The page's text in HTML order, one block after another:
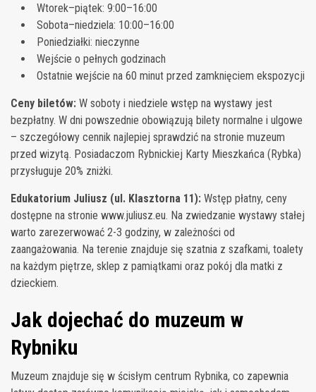
Wtorek–piątek: 9:00–16:00
Sobota–niedziela: 10:00–16:00
Poniedziałki: nieczynne
Wejście o pełnych godzinach
Ostatnie wejście na 60 minut przed zamknięciem ekspozycji
Ceny biletów: W soboty i niedziele wstęp na wystawy jest
bezpłatny. W dni powszednie obowiązują bilety normalne i ulgowe
– szczegółowy cennik najlepiej sprawdzić na stronie muzeum
przed wizytą. Posiadaczom Rybnickiej Karty Mieszkańca (Rybka)
przysługuje 20% zniżki.
Edukatorium Juliusz (ul. Klasztorna 11): Wstęp płatny, ceny
dostępne na stronie www.juliusz.eu. Na zwiedzanie wystawy stałej
warto zarezerwować 2-3 godziny, w zależności od
zaangażowania. Na terenie znajduje się szatnia z szafkami, toalety
na każdym piętrze, sklep z pamiątkami oraz pokój dla matki z
dzieckiem.
Jak dojechać do muzeum w
Rybniku
Muzeum znajduje się w ścisłym centrum Rybnika, co zapewnia